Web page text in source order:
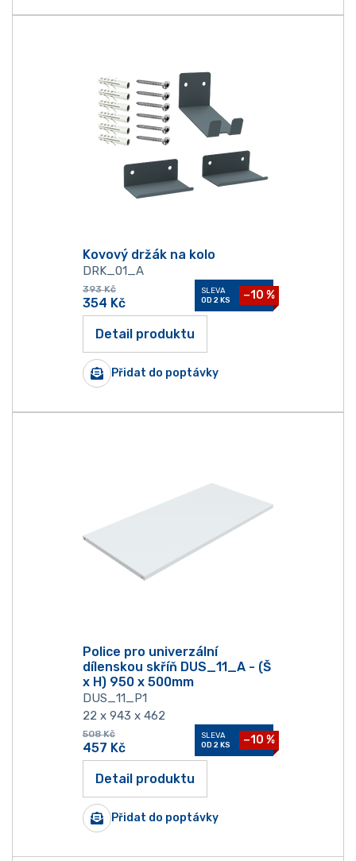
Kovový držák na kolo
DRK_01_A
393 Kč
354 Kč
SLEVA
OD 2 KS
−10 %
Detail produktu
Přidat do poptávky
Police pro univerzální
dílenskou skříň DUS_11_A - (Š
x H) 950 x 500mm
DUS_11_P1
22 x 943 x 462
508 Kč
457 Kč
SLEVA
OD 2 KS
−10 %
Detail produktu
Přidat do poptávky